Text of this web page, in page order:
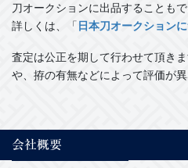
刀オークションに出品することもで
詳しくは、「 日本刀オークション
査定は公正を期して行わせて頂き
や、拵の有無などによって評価が異
会社概要